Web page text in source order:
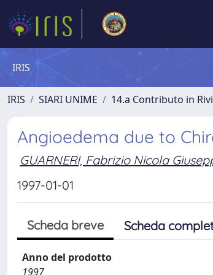
IRIS
IRIS SIARI UNIME 14.a Contributo in
Angioedema due to
GUARNERI, Fabrizio Nicola
1997-01-01
Scheda breve Scheda
Anno del prodotto
1997